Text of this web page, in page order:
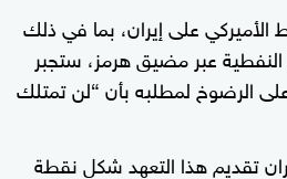
الأميركي على إيران، بما في ذلك
عبر مضيق هرمز، ستجبر
الرضوخ لمطلبه بأن “لن تمتلك
تقديم هذا التعهد شكل نقطة